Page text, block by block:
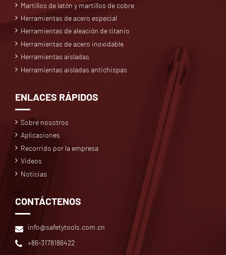
Martillos de latón y martillos de cobre
Herramientas de acero especial
Herramientas de aleación de titanio
Herramientas de acero inoxidable
Herramientas aisladas
Herramientas aisladas antichispas
ENLACES RÁPIDOS
Sobre nosotros
Aplicaciones
Recorrido por la empresa
Videos
Noticias
CONTÁCTENOS
info@safetytools.com.cn
+86-3178186422